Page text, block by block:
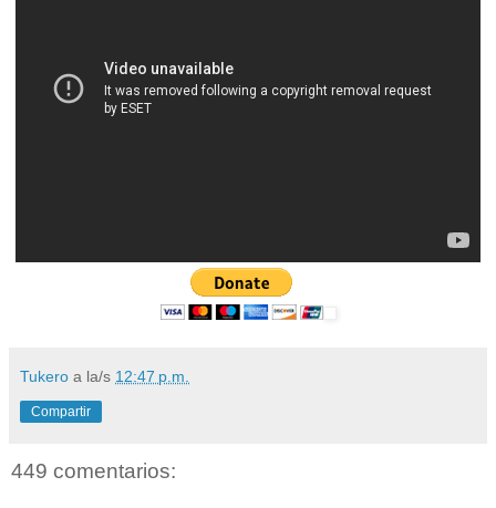
Tukero a la/s 12:47 p.m.
Compartir
449 comentarios: